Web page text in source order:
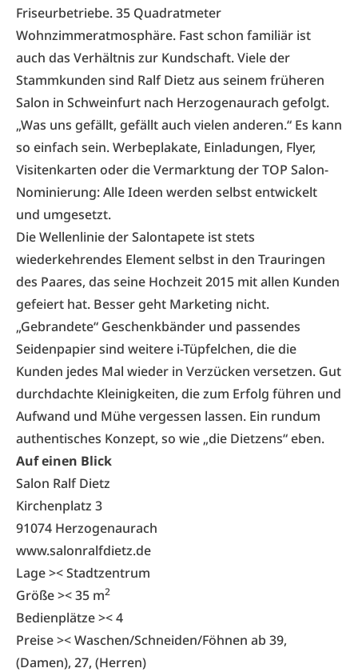
Friseurbetriebe. 35 Quadratmeter
Wohnzimmeratmosphäre. Fast schon familiär ist
auch das Verhältnis zur Kundschaft. Viele der
Stammkunden sind Ralf Dietz aus seinem früheren
Salon in Schweinfurt nach Herzogenaurach gefolgt.
„Was uns gefällt, gefällt auch vielen anderen.“ Es kann
so einfach sein. Werbeplakate, Einladungen, Flyer,
Visitenkarten oder die Vermarktung der TOP Salon-
Nominierung: Alle Ideen werden selbst entwickelt
und umgesetzt.
Die Wellenlinie der Salontapete ist stets
wiederkehrendes Element selbst in den Trauringen
des Paares, das seine Hochzeit 2015 mit allen Kunden
gefeiert hat. Besser geht Marketing nicht.
„Gebrandete“ ­Geschenkbänder und passendes
Seidenpapier sind weitere i-Tüpfelchen, die die
Kunden jedes Mal wieder in Verzücken versetzen. Gut
durchdachte Kleinigkeiten, die zum Erfolg führen und
Aufwand und Mühe vergessen lassen. Ein rundum
authentisches Konzept, so wie „die Dietzens“ eben.
Auf einen Blick
Salon Ralf Dietz
Kirchenplatz 3
91074 Herzogenaurach
www.salonralfdietz.de
Lage >< Stadtzentrum
Größe >< 35 m2
Bedienplätze >< 4
Preise >< Waschen/Schneiden/Föhnen ab 39,
(Damen), 27, (Herren)